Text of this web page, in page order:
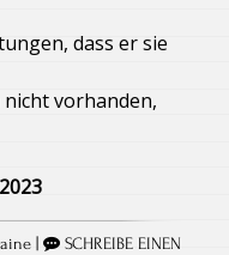
dass er sie
vorhanden,
SCHREIBE EINEN